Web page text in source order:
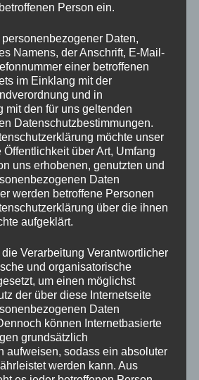
Schild Kauflink.>LINK<
Person ein.
Daten,
Namens, der Anschrift, E-Mail-
einer betroffenen
im Einklang mit der
und in
mit den für uns geltenden
Datenschutzbestimmungen.
möchte unser
über Art, Umfang
uns erhobenen, genutzten und
Daten
werden betroffene Personen
über die ihnen
aufgeklärt.
Verarbeitung Verantwortlicher
und organisatorische
um einen möglichst
der über diese Internetseite
Daten
können Internetbasierte
grundsätzlich
aufweisen, sodass ein absoluter
werden kann. Aus